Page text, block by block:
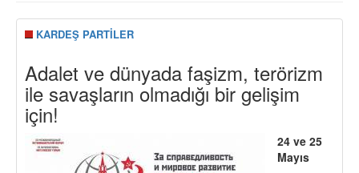
KARDEŞ PARTİLER
Adalet ve dünyada faşizm, terörizm
ile savaşların olmadığı bir gelişim
için!
24 ve 25
Mayıs